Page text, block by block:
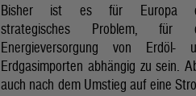
Bisher ist es für Europa
strategisches Problem, für
Energieversorgung von Erdöl-
Erdgasimporten abhängig zu sein.
auch nach dem Umstieg auf eine